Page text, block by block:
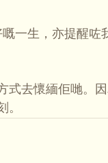
一生，亦提醒咗
去懷緬佢哋。因
。